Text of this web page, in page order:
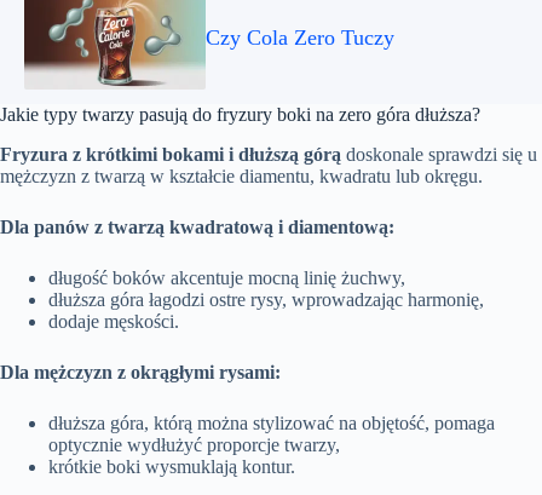
Czy Cola Zero Tuczy
Jakie typy twarzy pasują do fryzury boki na zero góra dłuższa?
Fryzura z krótkimi bokami i dłuższą górą doskonale sprawdzi się u
mężczyzn z twarzą w kształcie diamentu, kwadratu lub okręgu.
Dla panów z twarzą kwadratową i diamentową:
długość boków akcentuje mocną linię żuchwy,
dłuższa góra łagodzi ostre rysy, wprowadzając harmonię,
dodaje męskości.
Dla mężczyzn z okrągłymi rysami:
dłuższa góra, którą można stylizować na objętość, pomaga
optycznie wydłużyć proporcje twarzy,
krótkie boki wysmuklają kontur.